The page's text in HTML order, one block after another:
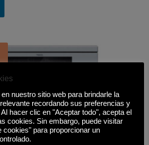
nuestro sitio web para brindarle la
recordando sus preferencias y
hacer clic en "Aceptar todo", acepta el
cookies. Sin embargo, puede visitar
cookies" para proporcionar un